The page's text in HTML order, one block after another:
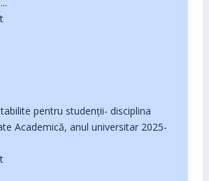
pentru studenții- disciplina
Academică, anul universitar 2025-